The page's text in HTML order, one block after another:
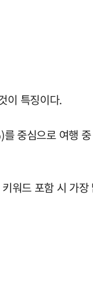
이 특징이다.
중심으로 여행
워드 포함 시 가